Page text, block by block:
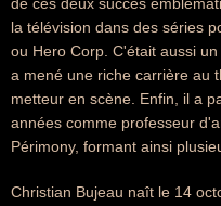
la télévision dans des séries
ou Hero Corp. C'était aussi
a mené une riche carrière au
metteur en scène. Enfin, il a
années comme professeur
Périmony, formant ainsi
Christian Bujeau naît le 14